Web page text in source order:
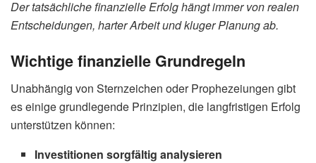
Der tatsächliche finanzielle Erfolg hängt immer von realen
Entscheidungen, harter Arbeit und kluger Planung ab.
Wichtige finanzielle Grundregeln
Unabhängig von Sternzeichen oder Prophezeiungen gibt
es einige grundlegende Prinzipien, die langfristigen Erfolg
unterstützen können:
Investitionen sorgfältig analysieren